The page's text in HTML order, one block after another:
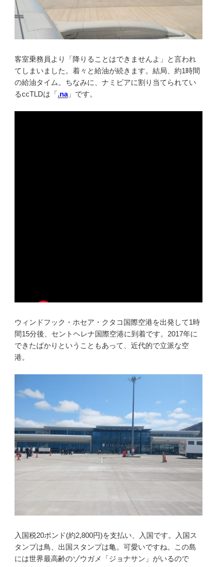
客室乗務員より「降りることはできませんよ」と言われ
てしまいました。着々と給油が続きます。結局、約1時間
の給油タイム。ちなみに、ナミビアに割り当てられてい
るccTLDは「.na」です。
ウィンドフック・ホセア・クタコ国際空港を出発して1時
間15分後、セントヘレナ国際空港に到着です。2017年に
できたばかりということもあって、近代的で立派な空
港。
入国税20ポンド(約2,800円)を支払い、入国です。入国ス
タンプは鳥、出国スタンプは亀。可愛いですね。この島
には世界最高齢のゾウガメ「ジョナサン」がいるので